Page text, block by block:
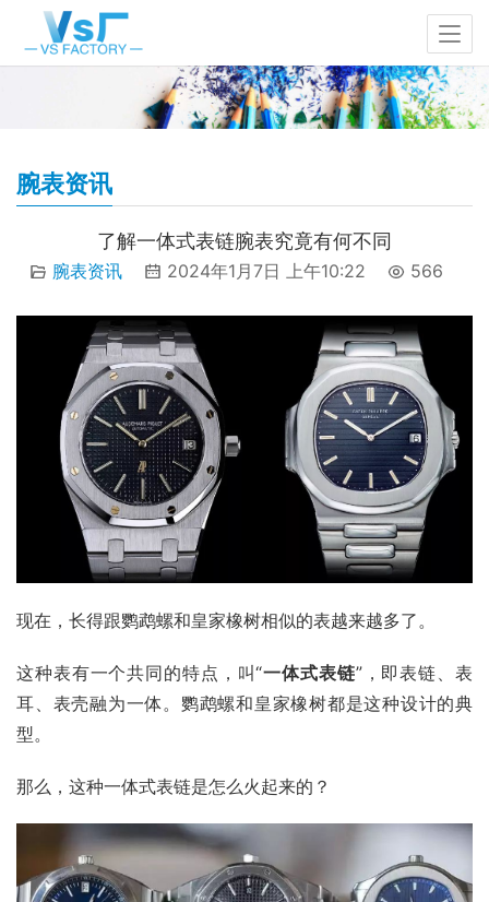
腕表资讯
了解一体式表链腕表究竟有何不同
腕表资讯 2024年1月7日 上午10:22 566
现在，长得跟鹦鹉螺和皇家橡树相似的表越来越多了。
这种表有一个共同的特点，叫“一体式表链”，即表链、表
耳、表壳融为一体。鹦鹉螺和皇家橡树都是这种设计的典
型。
那么，这种一体式表链是怎么火起来的？